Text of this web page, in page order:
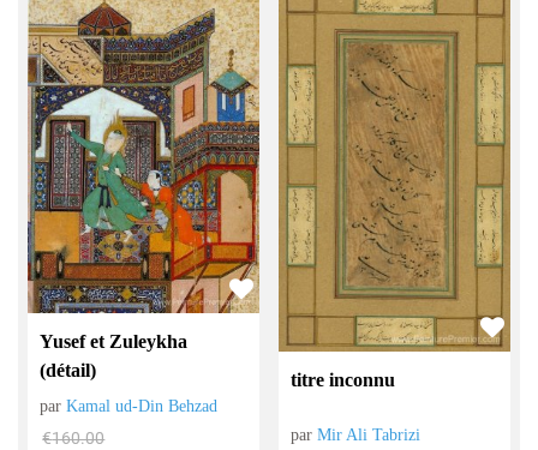
Yusef et Zuleykha
(détail)
parKamal ud-Din Behzad
€160.00
titre inconnu
parMir Ali Tabrizi